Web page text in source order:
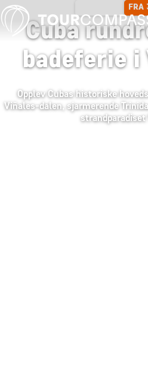
FRA
Cuba
badeferie i
Opplev Cubas historiske
Viñales-dalen, sjarmerende
strandparadiset